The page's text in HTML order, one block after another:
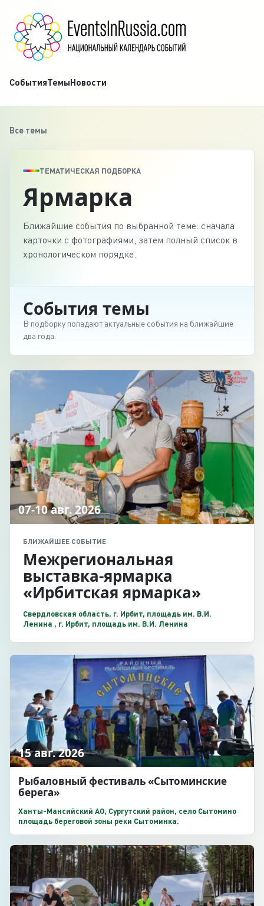
СобытияТемыНовости
Все темы
ТЕМАТИЧЕСКАЯ ПОДБОРКА
Ярмарка
Ближайшие события по выбранной теме: сначала
карточки с фотографиями, затем полный список в
хронологическом порядке.
События темы
В подборку попадают актуальные события на ближайшие
два года.
07-10 авг. 2026
БЛИЖАЙШЕЕ СОБЫТИЕ
Межрегиональная
выставка-ярмарка
«Ирбитская ярмарка»
Свердловская область, г. Ирбит, площадь им. В.И.
Ленина , г. Ирбит, площадь им. В.И. Ленина
15 авг. 2026
Рыбаловный фестиваль «Сытоминские
берега»
Ханты-Мансийский АО, Сургутский район, село Сытомино
площадь береговой зоны реки Сытоминка.